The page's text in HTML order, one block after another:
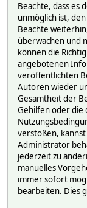
Beachte, dass es
unmöglich ist,
Beachte
überwachen und
können die
angebotenen
veröffentlichten
Autoren wieder
Gesamtheit der
Gehilfen oder die
verstoßen,
Administrator
jederzeit zu
manuelles
immer sofort
bearbeiten. Dies